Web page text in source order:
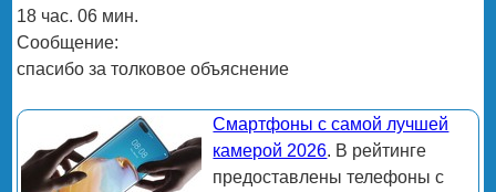
18 час. 06 мин.
Сообщение:
спасибо за толковое объяснение
Смартфоны с самой лучшей
камерой 2026. В рейтинге
предоставлены телефоны с